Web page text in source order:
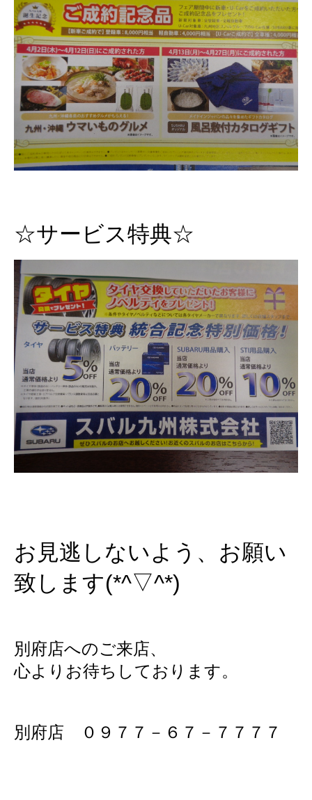
☆サービス特典☆
お見逃しないよう、お願い
致します(*^▽^*)
別府店へのご来店、
心よりお待ちしております。
別府店 ０９７７－６７－７７７７